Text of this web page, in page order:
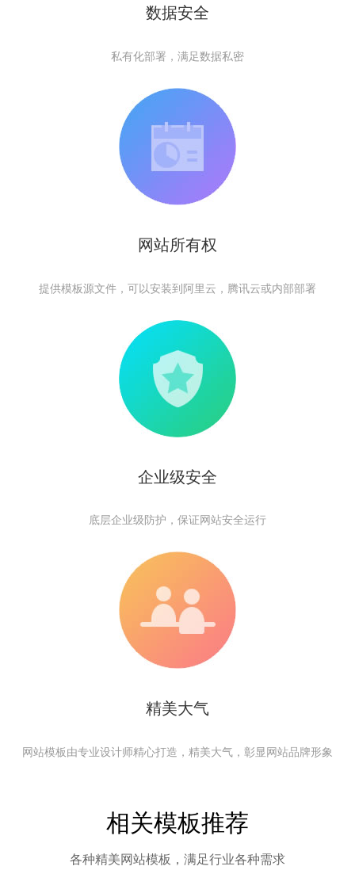
数据安全
私有化部署，满足数据私密
网站所有权
提供模板源文件，可以安装到阿里云，腾讯云或内部部署
企业级安全
底层企业级防护，保证网站安全运行
精美大气
网站模板由专业设计师精心打造，精美大气，彰显网站品牌形象
相关模板推荐
各种精美网站模板，满足行业各种需求